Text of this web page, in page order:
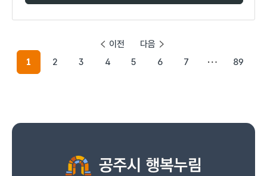
이전
1
2 3 4 5 6 7 89
다음